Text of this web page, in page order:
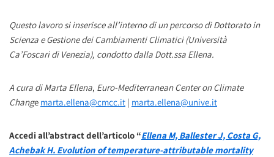
Questo lavoro si inserisce all’interno di un percorso di Dottorato in
Scienza e Gestione dei Cambiamenti Climatici (Università
Ca’Foscari di Venezia), condotto dalla Dott.ssa Ellena.
A cura di Marta Ellena, Euro-Mediterranean Center on Climate
Change marta.ellena@cmcc.it | marta.ellena@unive.it
Accedi all’abstract dell’articolo “Ellena M, Ballester J, Costa G,
Achebak H. Evolution of temperature-attributable mortality